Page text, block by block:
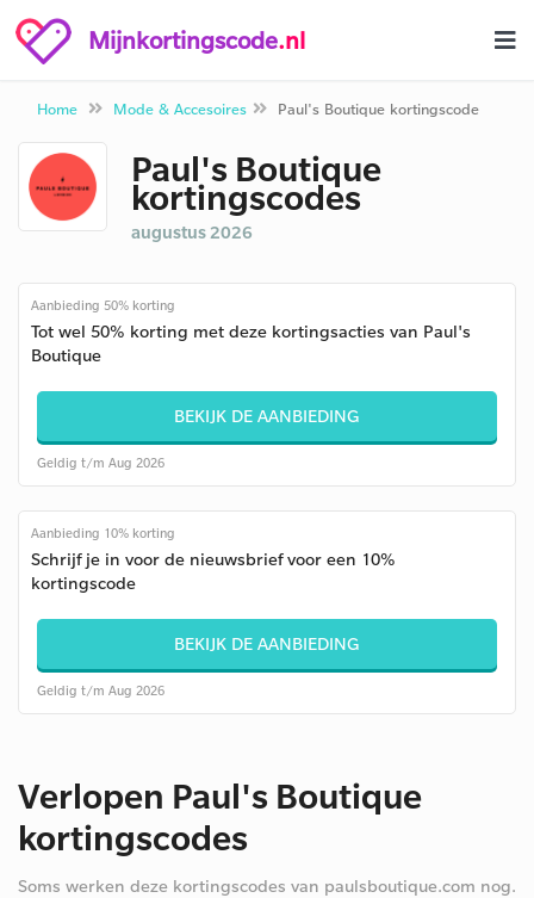
Mijnkortingscode.nl
Home Mode & Accesoires Paul's Boutique kortingscode
Paul's Boutique
kortingscodes
augustus 2026
Aanbieding 50% korting
Tot wel 50% korting met deze kortingsacties van Paul's
Boutique
BEKIJK DE AANBIEDING
Geldig t/m Aug 2026
Aanbieding 10% korting
Schrijf je in voor de nieuwsbrief voor een 10%
kortingscode
BEKIJK DE AANBIEDING
Geldig t/m Aug 2026
Verlopen Paul's Boutique
kortingscodes
Soms werken deze kortingscodes van paulsboutique.com nog.